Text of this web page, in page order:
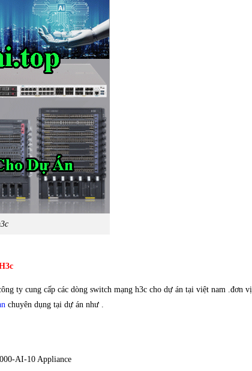
ty cung cấp các dòng switch mạng h3c cho dự án tại việt nam .đơn vị
chuyên dụng tại dự án như .
AI-10 Appliance